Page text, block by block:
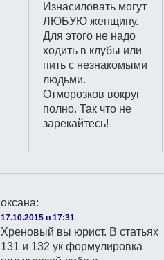
Изнасиловать могут
ЛЮБУЮ женщину.
Для этого не надо
ходить в клубы или
пить с незнакомыми
людьми.
Отморозков вокруг
полно. Так что не
зарекайтесь!
оксана:
17.10.2015 в 17:31
Хреновый вы юрист. В статьях
131 и 132 ук формулировка